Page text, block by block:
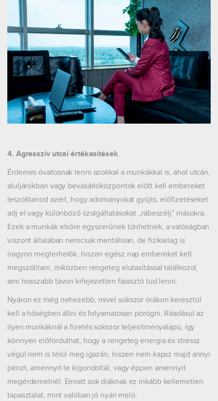
4. Agresszív utcai értékesítések
Érdemes óvatosnak lenni azokkal a munkákkal is, ahol utcán,
aluljárókban vagy bevásárlóközpontok előtt kell embereket
leszólítanod azért, hogy adományokat gyűjts, előfizetéseket
adj el vagy különböző szolgáltatásokat „rábeszélj” másokra.
Ezek a munkák elsőre egyszerűnek tűnhetnek, a valóságban
viszont általában nemcsak mentálisan, de fizikailag is
nagyon megterhelők, hiszen egész nap embereket kell
megszólítani, miközben rengeteg elutasítással találkozol,
ami hosszabb távon kifejezetten fárasztó tud lenni.
Nyáron ez még nehezebb, mivel sokszor órákon keresztül
kell a hőségben állni és folyamatosan pörögni. Ráadásul az
ilyen munkáknál a fizetés sokszor teljesítményalapú, így
könnyen előfordulhat, hogy a rengeteg energia és stressz
végül nem is térül meg igazán, hiszen nem kapsz majd annyi
pénzt, amennyit te kigondoltál, vagy éppen amennyit
megérdemelnél. Emiatt sok diáknak ez inkább kellemetlen
tapasztalat, mint valóban jó nyári meló.